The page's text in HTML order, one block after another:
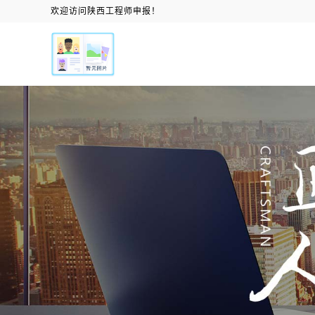
欢迎访问陕西工程师申报！